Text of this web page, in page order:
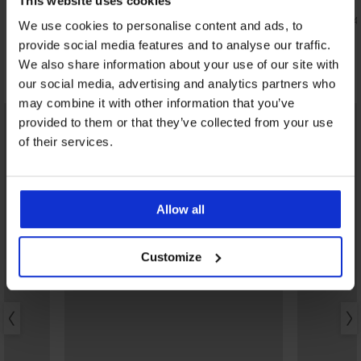
We use cookies to personalise content and ads, to
provide social media features and to analyse our traffic.
We also share information about your use of our site with
our social media, advertising and analytics partners who
may combine it with other information that you’ve
provided to them or that they’ve collected from your use
of their services.
Allow all
Customize
Color
4,26 € (8,33 лв.)6,09 €
12,49 €
Открийте подобни артикули